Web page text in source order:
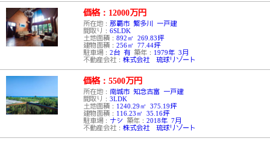
価格：12000万円
所在地：那覇市 繁多川 一戸建
間取り：6SLDK
土地面積：892㎡ 269.83坪
建物面積：256㎡ 77.44坪
駐車場：2台 有 築年： 1979年 3月
不動産会社：株式会社 琉球リゾート
価格：5500万円
所在地： 南城市 知念吉富 一戸建
間取り：3LDK
土地面積： 1240.29㎡ 375.19坪
建物面積： 116.23㎡ 35.16坪
駐車場： ナシ 築年：2018年 7月
不動産会社：株式会社 琉球リゾート